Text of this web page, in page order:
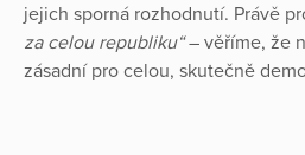
jejich sporná rozhodnutí. Právě
za celou republiku“– věříme, že
zásadní pro celou, skutečně